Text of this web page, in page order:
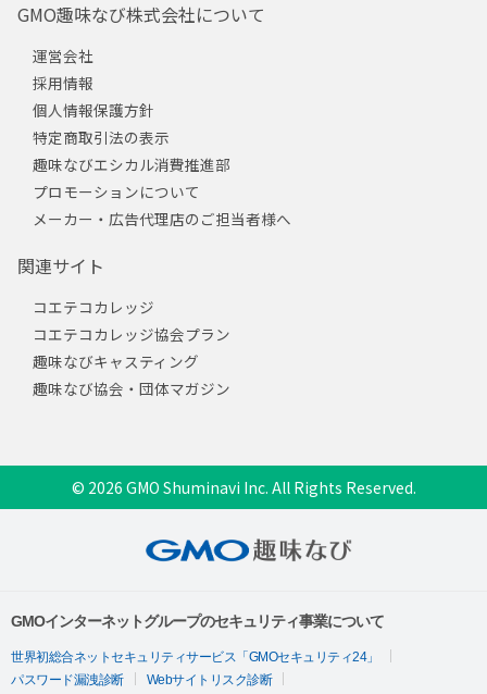
GMO趣味なび株式会社について
運営会社
採用情報
個人情報保護方針
特定商取引法の表示
趣味なびエシカル消費推進部
プロモーションについて
メーカー・広告代理店のご担当者様へ
関連サイト
コエテコカレッジ
コエテコカレッジ協会プラン
趣味なびキャスティング
趣味なび協会・団体マガジン
© 2026 GMO Shuminavi Inc. All Rights Reserved.